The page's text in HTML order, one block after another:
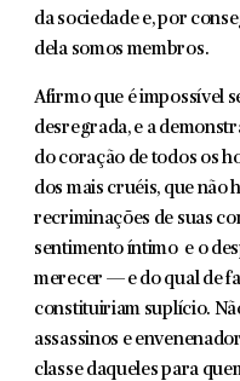
da sociedade e, por
dela somos membros.
Afirmo que é impossível
desregrada, e a
do coração de todos os
dos mais cruéis, que não
recriminações de suas
sentimento íntimo e o
merecer — e do qual de
constituiriam suplício.
assassinos e
classe daqueles para